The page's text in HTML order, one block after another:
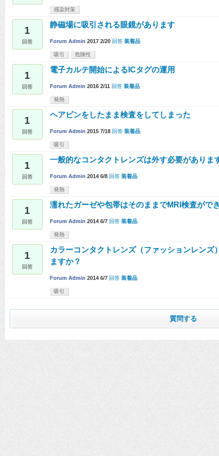
感染対策
1
回答
静磁場に吸引される眼鏡があります
Forum Admin 2017 2/20 回答 装着品
吸引 危険性
1
回答
電子カルテ開始によるICタグの運用
Forum Admin 2016 2/11 回答 装着品
発熱
1
回答
ヘアピンをしたまま検査をしてしまった
Forum Admin 2015 7/18 回答 装着品
吸引
1
回答
一般的なコンタクトレンズは外す必要がありま
Forum Admin 2014 6/8 回答 装着品
発熱
1
回答
濡れたガーゼや包帯はそのままでMRI検査がで
Forum Admin 2014 6/7 回答 装着品
発熱
1
回答
カラーコンタクトレンズ（ファッションレンズ
ますか？
Forum Admin 2014 6/7 回答 装着品
吸引
質問する